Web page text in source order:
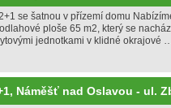
se šatnou v přízemí domu
ploše 65 m2, který se
jednotkami v klidné okrajové
Náměšť nad Oslavou - ul.